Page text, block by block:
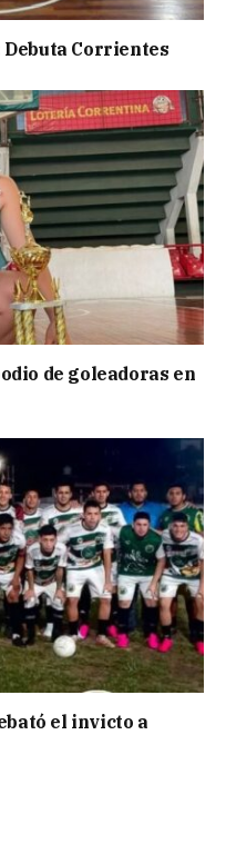
Corrientes
de goleadoras en
el invicto a